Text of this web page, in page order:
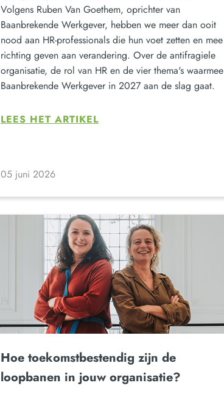
Volgens Ruben Van Goethem, oprichter van
Baanbrekende Werkgever, hebben we meer dan ooit
nood aan HR-professionals die hun voet zetten en mee
richting geven aan verandering. Over de antifragiele
organisatie, de rol van HR en de vier thema's waarmee
Baanbrekende Werkgever in 2027 aan de slag gaat.
LEES HET ARTIKEL
05 juni 2026
Hoe toekomstbestendig zijn de
loopbanen in jouw organisatie?